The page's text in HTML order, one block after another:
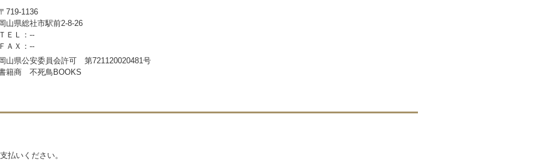
719-1136
山県総社市駅前2-8-26
ＴＥＬ：--
ＦＡＸ：--
山県公安委員会許可 第721120020481号
籍商 不死鳥BOOKS
払いください。